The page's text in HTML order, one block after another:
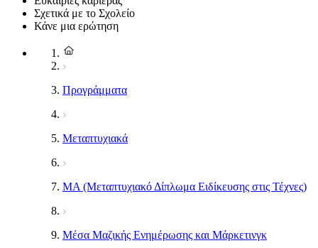
Σχετικά με το Σχολείο
Κάνε μια ερώτηση
Προγράμματα
Μεταπτυχιακά
MA (Μεταπτυχιακό Δίπλωμα Ειδίκευσης στις Τέχνες)
Μέσα Μαζικής Ενημέρωσης και Μάρκετινγκ